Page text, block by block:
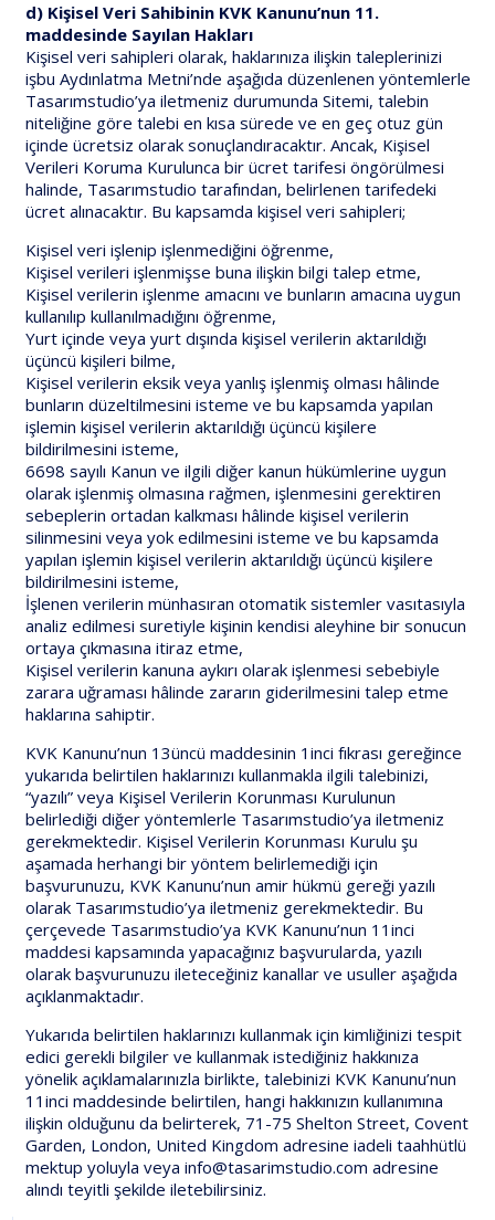
d) Kişisel Veri Sahibinin KVK Kanunu’nun 11.
maddesinde Sayılan Hakları
Kişisel veri sahipleri olarak, haklarınıza ilişkin taleplerinizi
işbu Aydınlatma Metni’nde aşağıda düzenlenen yöntemlerle
Tasarımstudio’ya iletmeniz durumunda Sitemi, talebin
niteliğine göre talebi en kısa sürede ve en geç otuz gün
içinde ücretsiz olarak sonuçlandıracaktır. Ancak, Kişisel
Verileri Koruma Kurulunca bir ücret tarifesi öngörülmesi
halinde, Tasarımstudio tarafından, belirlenen tarifedeki
ücret alınacaktır. Bu kapsamda kişisel veri sahipleri;
Kişisel veri işlenip işlenmediğini öğrenme,
Kişisel verileri işlenmişse buna ilişkin bilgi talep etme,
Kişisel verilerin işlenme amacını ve bunların amacına uygun
kullanılıp kullanılmadığını öğrenme,
Yurt içinde veya yurt dışında kişisel verilerin aktarıldığı
üçüncü kişileri bilme,
Kişisel verilerin eksik veya yanlış işlenmiş olması hâlinde
bunların düzeltilmesini isteme ve bu kapsamda yapılan
işlemin kişisel verilerin aktarıldığı üçüncü kişilere
bildirilmesini isteme,
6698 sayılı Kanun ve ilgili diğer kanun hükümlerine uygun
olarak işlenmiş olmasına rağmen, işlenmesini gerektiren
sebeplerin ortadan kalkması hâlinde kişisel verilerin
silinmesini veya yok edilmesini isteme ve bu kapsamda
yapılan işlemin kişisel verilerin aktarıldığı üçüncü kişilere
bildirilmesini isteme,
İşlenen verilerin münhasıran otomatik sistemler vasıtasıyla
analiz edilmesi suretiyle kişinin kendisi aleyhine bir sonucun
ortaya çıkmasına itiraz etme,
Kişisel verilerin kanuna aykırı olarak işlenmesi sebebiyle
zarara uğraması hâlinde zararın giderilmesini talep etme
haklarına sahiptir.
KVK Kanunu’nun 13üncü maddesinin 1inci fıkrası gereğince
yukarıda belirtilen haklarınızı kullanmakla ilgili talebinizi,
“yazılı” veya Kişisel Verilerin Korunması Kurulunun
belirlediği diğer yöntemlerle Tasarımstudio’ya iletmeniz
gerekmektedir. Kişisel Verilerin Korunması Kurulu şu
aşamada herhangi bir yöntem belirlemediği için
başvurunuzu, KVK Kanunu’nun amir hükmü gereği yazılı
olarak Tasarımstudio’ya iletmeniz gerekmektedir. Bu
çerçevede Tasarımstudio’ya KVK Kanunu’nun 11inci
maddesi kapsamında yapacağınız başvurularda, yazılı
olarak başvurunuzu ileteceğiniz kanallar ve usuller aşağıda
açıklanmaktadır.
Yukarıda belirtilen haklarınızı kullanmak için kimliğinizi tespit
edici gerekli bilgiler ve kullanmak istediğiniz hakkınıza
yönelik açıklamalarınızla birlikte, talebinizi KVK Kanunu’nun
11inci maddesinde belirtilen, hangi hakkınızın kullanımına
ilişkin olduğunu da belirterek, 71-75 Shelton Street, Covent
Garden, London, United Kingdom adresine iadeli taahhütlü
mektup yoluyla veya info@tasarimstudio.com adresine
alındı teyitli şekilde iletebilirsiniz.